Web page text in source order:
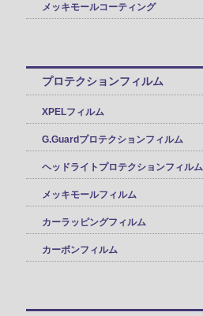
メッキモールコーティング
プロテクションフィルム
XPELフィルム
G.Guardプロテクションフィルム
ヘッドライトプロテクションフィルム
メッキモールフィルム
カーラッピングフィルム
カーボンフィルム